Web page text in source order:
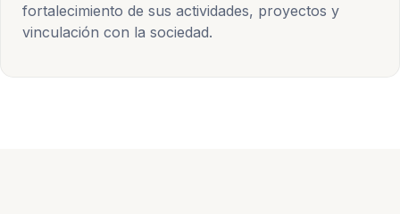
fortalecimiento de sus actividades, proyectos y
vinculación con la sociedad.